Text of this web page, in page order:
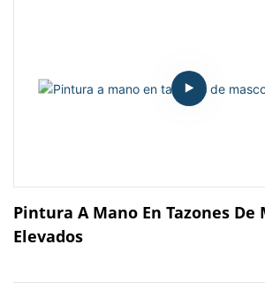
Pintura A Mano En Tazones De
Elevados